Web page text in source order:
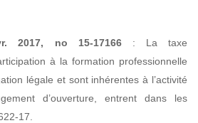
2017, no 15-17166: La taxe
à la formation professionnelle
légale et sont inhérentesà l’activité
d’ouverture, entrent dans les
17.